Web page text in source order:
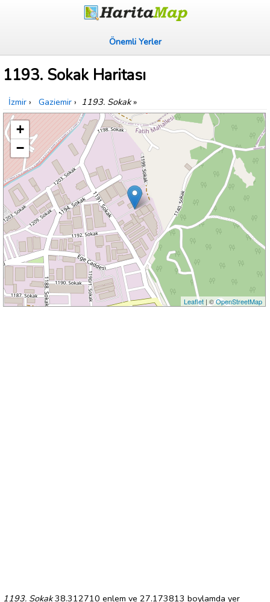
Önemli Yerler
1193. Sokak Haritası
İzmir › Gaziemir › 1193. Sokak»
+
−
Leaflet| ©OpenStreetMap
1193. Sokak38.312710 enlem ve 27.173813 boylamda yer